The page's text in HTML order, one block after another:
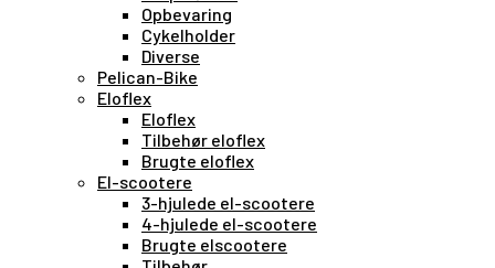
Opbevaring
Cykelholder
Diverse
Pelican-Bike
Eloflex
Eloflex
Tilbehør eloflex
Brugte eloflex
El-scootere
3-hjulede el-scootere
4-hjulede el-scootere
Brugte elscootere